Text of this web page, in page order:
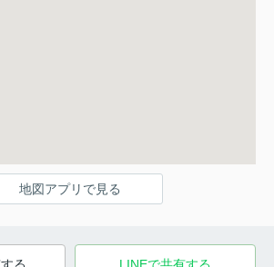
地図アプリで見る